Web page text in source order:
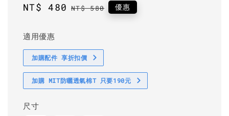
Sale
NT$ 480 Regular
NT$ 580 優惠
適用優惠
加購配件 享折扣價
加購 MIT防曬透氣棉T 只要190元
尺寸